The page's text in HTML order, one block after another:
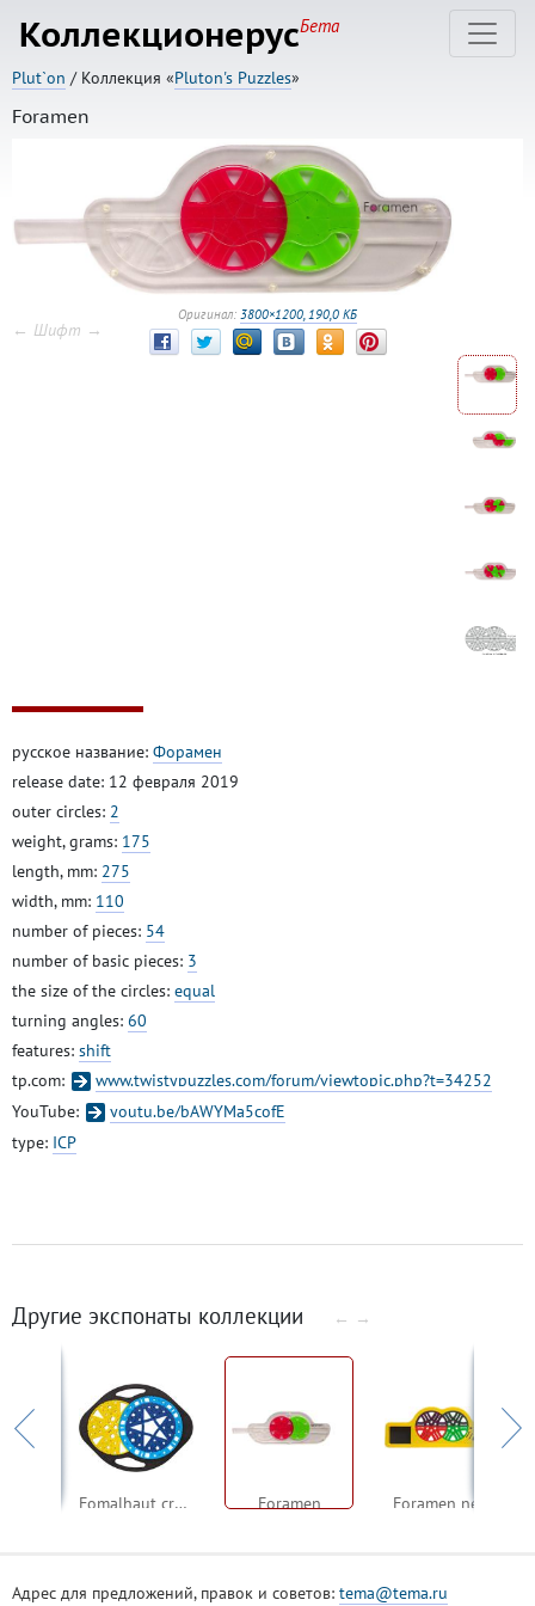
КоллекционерусБета
Plut`on / Коллекция «Pluton's Puzzles»
Foramen
Оригинал: 3800×1200, 190,0 КБ
← Шифт →
русское название: Форамен
release date: 12 февраля 2019
outer circles: 2
weight, grams: 175
length, mm: 275
width, mm: 110
number of pieces: 54
number of basic pieces: 3
the size of the circles: equal
turning angles: 60
features: shift
tp.com:
www.twistypuzzles.com/forum/viewtopic.php?t=34252
YouTube:
youtu.be/bAWYMa5cofE
type: ICP
Другие экспонаты коллекции ← →
Fomalhaut crazy Foramen Foramen new
Адрес для предложений, правок и советов: tema@tema.ru